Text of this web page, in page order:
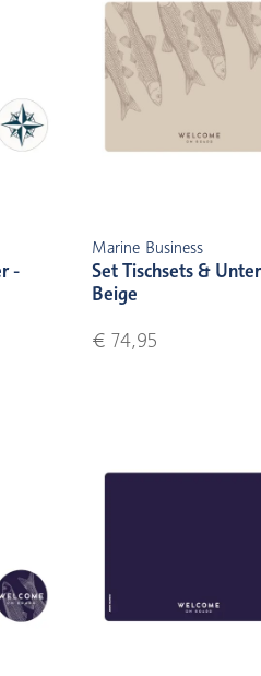
-
Marine Business
Set Tischsets &
Beige
€ 74,95